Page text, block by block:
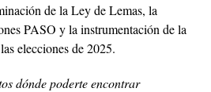
de la Ley de Lemas, la
PASO y la instrumentación de la
elecciones de 2025.
dónde poderte encontrar